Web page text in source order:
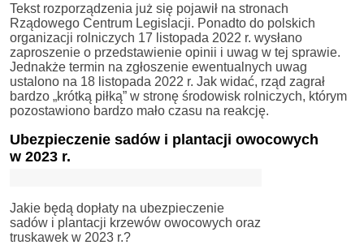
Tekst rozporządzenia już się pojawił na stronach
Rządowego Centrum Legislacji. Ponadto do polskich
organizacji rolniczych 17 listopada 2022 r. wysłano
zaproszenie o przedstawienie opinii i uwag w tej sprawie.
Jednakże termin na zgłoszenie ewentualnych uwag
ustalono na 18 listopada 2022 r. Jak widać, rząd zagrał
bardzo „krótką piłką” w stronę środowisk rolniczych, którym
pozostawiono bardzo mało czasu na reakcję.
Ubezpieczenie sadów i plantacji owocowych
w 2023 r.
Jakie będą dopłaty na ubezpieczenie
sadów i plantacji krzewów owocowych oraz
truskawek w 2023 r.?